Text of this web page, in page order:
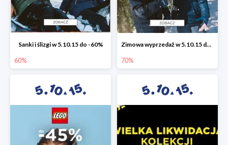
Sanki i ślizgi w 5.10.15 do -60%
60%
Zimowa wyprzedaż w 5.10.15 do -70%
70%